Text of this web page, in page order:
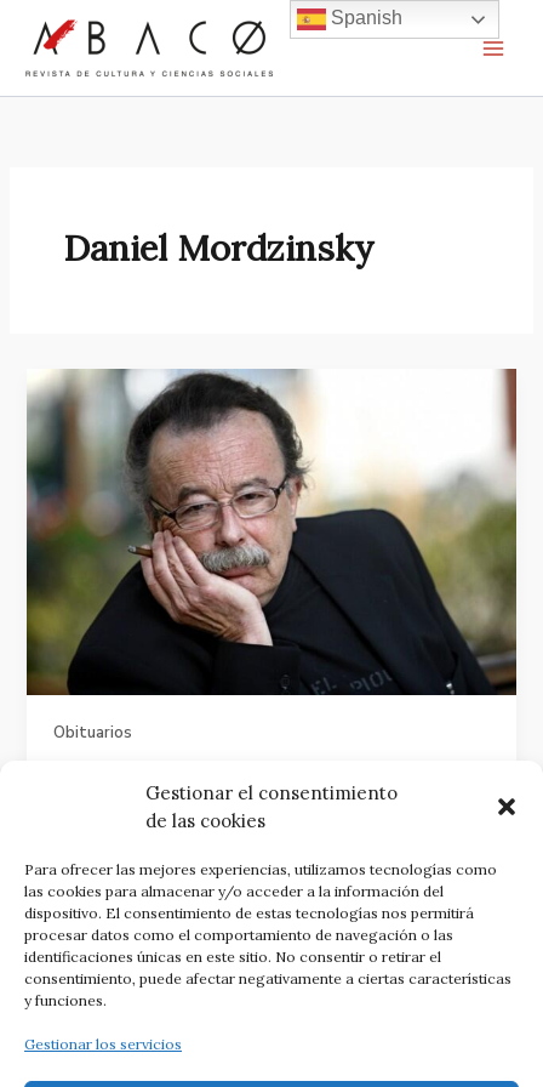
Gestionar el consentimiento
de las cookies
Para ofrecer las mejores experiencias, utilizamos tecnologías como
las cookies para almacenar y/o acceder a la información del
dispositivo. El consentimiento de estas tecnologías nos permitirá
procesar datos como el comportamiento de navegación o las
identificaciones únicas en este sitio. No consentir o retirar el
consentimiento, puede afectar negativamente a ciertas características
y funciones.
Gestionar los servicios
contenido
Daniel Mordzinsky
Obituarios
maestro | ✎ Miguel Álvarez Areces
Juan Cueto Alas, intelectual asturiano y maestro de
la comunicación, analizó la globalización como una
imposición de imágenes, transformando la crítica
cultural mediante su labor en Canal+ y la prensa.
Continuar leyendoJuan Cueto se nos ha ido. El
adiós a un maestro | ✎ Miguel Álvarez Areces
Spanish